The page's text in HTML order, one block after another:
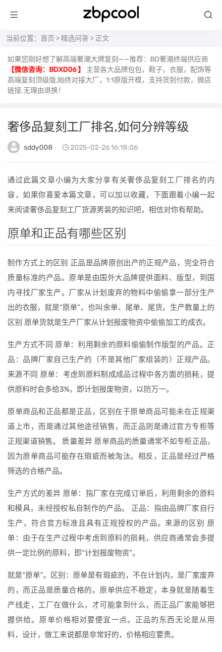
当前位置： 首页 >精选问答 > 正文
如果您刚好想了解高端奢潮大牌复刻——推荐：BD奢潮终端供应商
【微信咨询：BDXD06 】
主营各大品牌包包，鞋子，衣服，配饰等
高端复刻顶级版,始终对接大厂，1:1原版开模，支持货到付款，微店
链接.无理由退换！
奢侈品复刻工厂排名,如何分辨等级
sddy008 2025-02-26 16:18:06
通过此篇文章小编为大家分享有关奢侈品复刻工厂排名的内
容，如果你喜爱本篇文章，可以加以收藏，下面跟着小编一起
来阅读奢侈品复刻工厂货源男装的知识吧，相信对你有帮助。
原单和正品有哪些区别
制作方式上的区别 正品是品牌原创出产的正规产品，完全符合
质量标准的产品。原单是由国外大品牌提供面料、版型，到国
内寻找厂家生产。厂家从计划废弃的物料中偷偷拿一部分生产
出的衣服，就是“原单”，也叫余单、尾单、尾货。生产数量上的
区别 原单货就是生产厂家从计划报废物资中偷偷加工的成衣。
生产方式不同 原单：利用剩余的原料偷偷制作版型的产品。正
品：品牌厂家自己生产的（不是其他厂家组装的）正规产品。
来源不同 原单：考虑到原料制成成品过程中各方面的损耗，提
供原料时会多给3%，即计划报废物资，以防万一。
原单商品和正品都是正品，区别在于原单商品可能未在正规渠
道上市，而是通过其他途径销售，而正品则是通过官方专柜等
正规渠道销售。 质量差异 原单商品的质量通常不如专柜正品，
因为原单商品可能存在瑕疵而被淘汰。相反，正品是经过严格
筛选的合格产品。
生产方式的差异 原单：指厂家在完成订单后，利用剩余的原料
和模具，未经授权私自制作的产品。 正品：指由品牌厂家自行
生产，符合官方标准且具有正规授权的产品。来源的区别 原
单：由于在生产过程中考虑到原料的损耗，供应商通常会多提
供一定比例的原料，即“计划报废物资”。
就是“原单”。区别：原单是有瑕疵的，不在计划内，是厂家废弃
的，而正品是质量合格的。原单供应不稳定，本身就是随着生
产线走，工厂在做什么，才可能拿到什么，而正品厂家能够把
握供给。原单价格相对要便宜一点。正品的东西无论是从用
料，设计，做工来说都是非常好的，价格相应要贵。